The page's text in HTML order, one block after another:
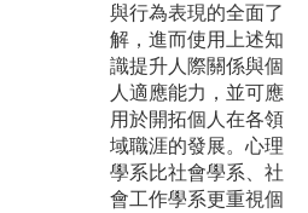
與行為表現的全面了
解，進而使用上述知
識提升人際關係與個
人適應能力，並可應
用於開拓個人在各領
域職涯的發展。心理
學系比社會學系、社
會工作學系更重視個